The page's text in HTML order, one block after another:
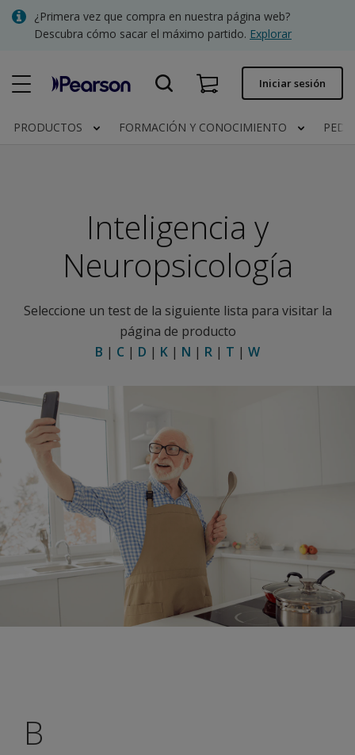
Skip¿Primera vez que compra en nuestra página web?
Descubra cómo sacar el máximo partido. Explorar
Pedido rápido Iniciar sesión
PRODUCTOS FORMACIÓN Y CONOCIMIENTO
Inteligencia y
Neuropsicología
Seleccione un test de la siguiente lista para visitar la
página de producto
B | C | D | K | N | R | T | W
B